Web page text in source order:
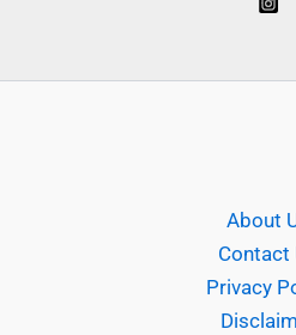
About
Contact
Privacy